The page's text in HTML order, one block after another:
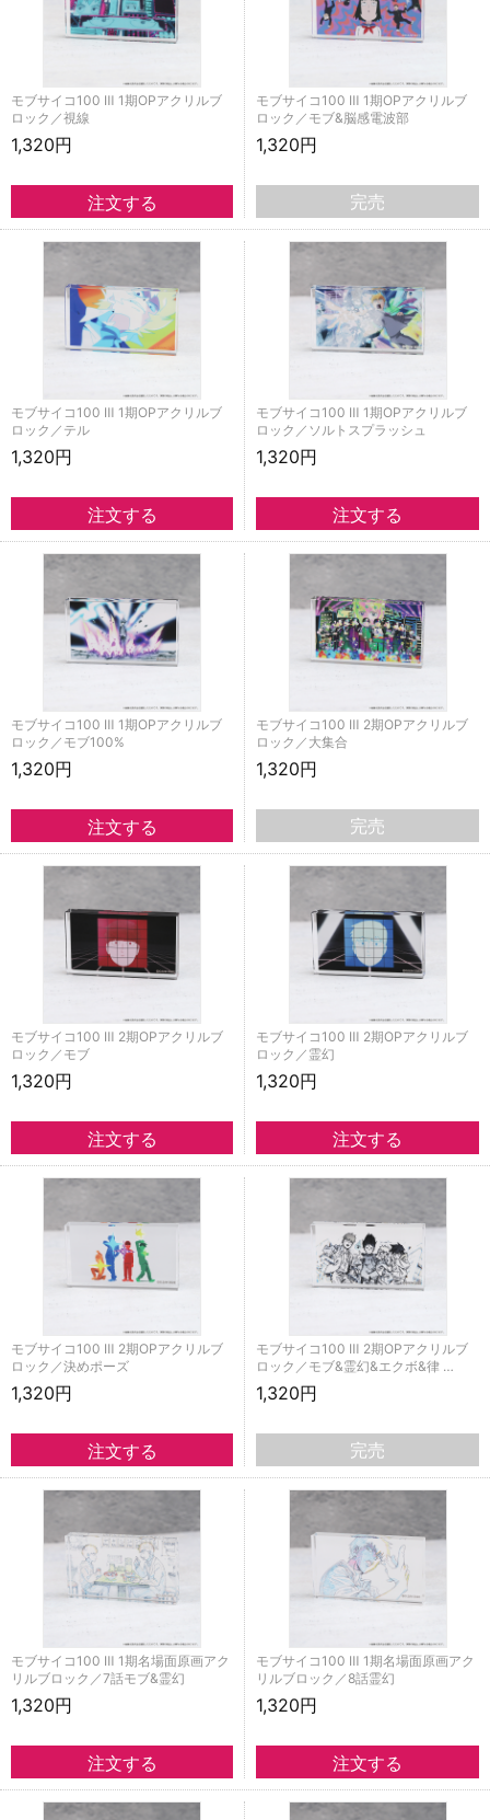
モブサイコ100 Ⅲ 1期OPアクリルブ
ロック／視線
1,320円
モブサイコ100 Ⅲ 1期OPアクリルブ
ロック／モブ&脳感電波部
1,320円
完売
モブサイコ100 Ⅲ 1期OPアクリルブ
ロック／テル
1,320円
モブサイコ100 Ⅲ 1期OPアクリルブ
ロック／ソルトスプラッシュ
1,320円
モブサイコ100 Ⅲ 1期OPアクリルブ
ロック／モブ100%
1,320円
モブサイコ100 Ⅲ 2期OPアクリルブ
ロック／大集合
1,320円
完売
モブサイコ100 Ⅲ 2期OPアクリルブ
ロック／モブ
1,320円
モブサイコ100 Ⅲ 2期OPアクリルブ
ロック／霊幻
1,320円
モブサイコ100 Ⅲ 2期OPアクリルブ
ロック／決めポーズ
1,320円
モブサイコ100 Ⅲ 2期OPアクリルブ
ロック／モブ&霊幻&エクボ&律 …
1,320円
完売
モブサイコ100 Ⅲ 1期名場面原画アク
リルブロック／7話モブ&霊幻
1,320円
モブサイコ100 Ⅲ 1期名場面原画アク
リルブロック／8話霊幻
1,320円